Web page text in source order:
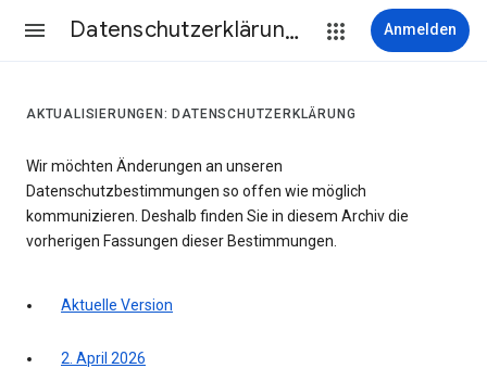
Datenschutzerklärung & Nutzungsbedingungen Anmelden
AKTUALISIERUNGEN: DATENSCHUTZERKLÄRUNG
Wir möchten Änderungen an unseren
Datenschutzbestimmungen so offen wie möglich
kommunizieren. Deshalb finden Sie in diesem Archiv die
vorherigen Fassungen dieser Bestimmungen.
Aktuelle Version
2. April 2026